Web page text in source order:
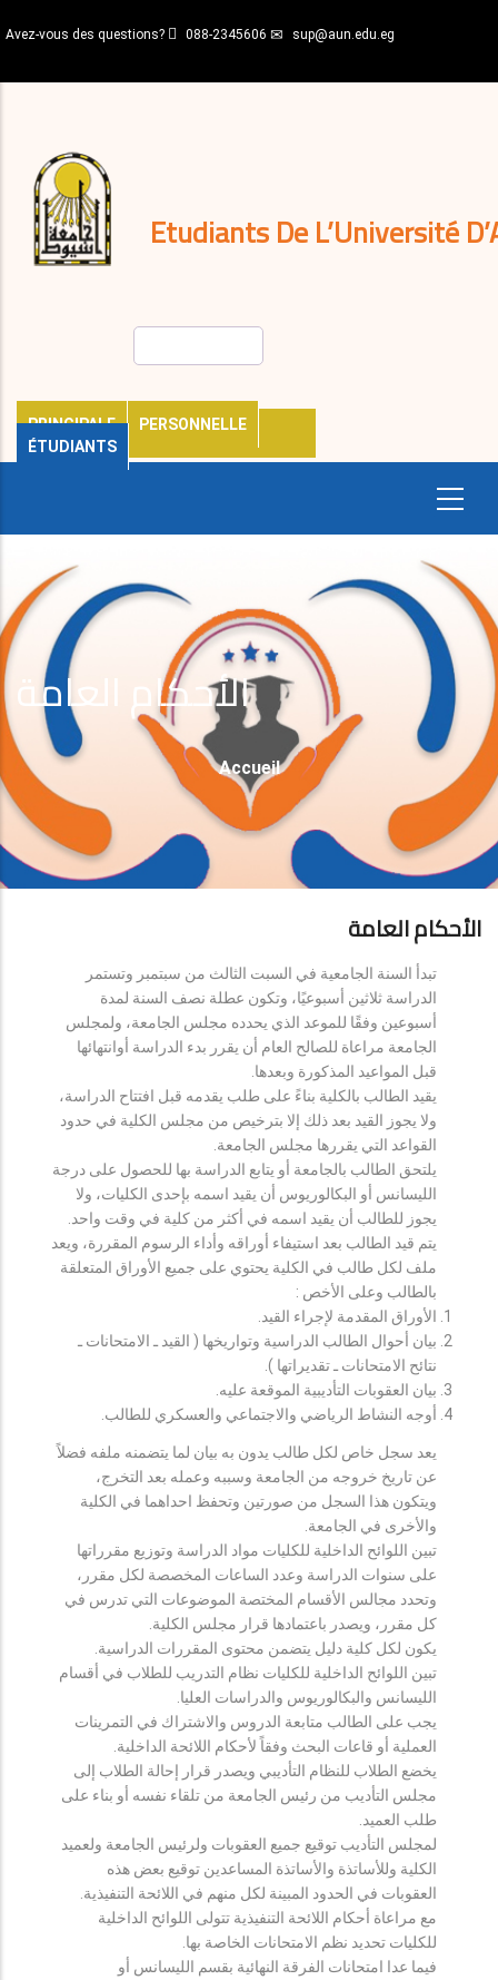
au
principal
Avez-vous des questions? 088-2345606 sup@aun.edu.eg
Etudiants De L’Université
PRINCIPALE
PERSONNELLE
ÉTUDIANTS
décisions
Expatriés
Journal
الأحكام العامة
Fil
D'Ariane
Accueil
الأحكام العامة
تبدأ السنة الجامعية في السبت الثالث من سبتمبر وتستمر
الدراسة ثلاثين أسبوعيًا، وتكون عطلة نصف السنة لمدة
أسبوعين وفقًا للموعد الذي يحدده مجلس الجامعة، ولمجلس
الجامعة مراعاة للصالح العام أن يقرر بدء الدراسة أوانتهائها
قبل المواعيد المذكورة وبعدها.
يقيد الطالب بالكلية بناءً على طلب يقدمه قبل افتتاح الدراسة،
ولا يجوز القيد بعد ذلك إلا بترخيص من مجلس الكلية في حدود
القواعد التي يقررها مجلس الجامعة.
يلتحق الطالب بالجامعة أو يتابع الدراسة بها للحصول على درجة
الليسانس أو البكالوريوس أن يقيد اسمه بإحدى الكليات، ولا
يجوز للطالب أن يقيد اسمه في أكثر من كلية في وقت واحد.
يتم قيد الطالب بعد استيفاء أوراقه وأداء الرسوم المقررة، ويعد
ملف لكل طالب في الكلية يحتوي على جميع الأوراق المتعلقة
بالطالب وعلى الأخص :
الأوراق المقدمة لإجراء القيد.
بيان أحوال الطالب الدراسية وتواريخها ( القيد ـ الامتحانات ـ
نتائح الامتحانات ـ تقديراتها ).
بيان العقوبات التأديبية الموقعة عليه.
أوجه النشاط الرياضي والاجتماعي والعسكري للطالب.
يعد سجل خاص لكل طالب يدون به بيان لما يتضمنه ملفه فضلاً
عن تاريخ خروجه من الجامعة وسببه وعمله بعد التخرج،
ويتكون هذا السجل من صورتين وتحفظ احداهما في الكلية
والأخرى في الجامعة.
تبين اللوائح الداخلية للكليات مواد الدراسة وتوزيع مقرراتها
على سنوات الدراسة وعدد الساعات المخصصة لكل مقرر،
وتحدد مجالس الأقسام المختصة الموضوعات التي تدرس في
كل مقرر، ويصدر باعتمادها قرار مجلس الكلية.
يكون لكل كلية دليل يتضمن محتوى المقررات الدراسية.
تبين اللوائح الداخلية للكليات نظام التدريب للطلاب في أقسام
الليسانس والبكالوريوس والدراسات العليا.
يجب على الطالب متابعة الدروس والاشتراك في التمرينات
العملية أو قاعات البحث وفقاً لأحكام اللائحة الداخلية.
يخضع الطلاب للنظام التأديبي ويصدر قرار إحالة الطلاب إلى
مجلس التأديب من رئيس الجامعة من تلقاء نفسه أو بناء على
طلب العميد.
لمجلس التأديب توقيع جميع العقوبات ولرئيس الجامعة ولعميد
الكلية وللأساتذة والأساتذة المساعدين توقيع بعض هذه
العقوبات في الحدود المبينة لكل منهم في اللائحة التنفيذية.
مع مراعاة أحكام اللائحة التنفيذية تتولى اللوائح الداخلية
للكليات تحديد نظم الامتحانات الخاصة بها.
فيما عدا امتحانات الفرقة النهائية بقسم الليسانس أو